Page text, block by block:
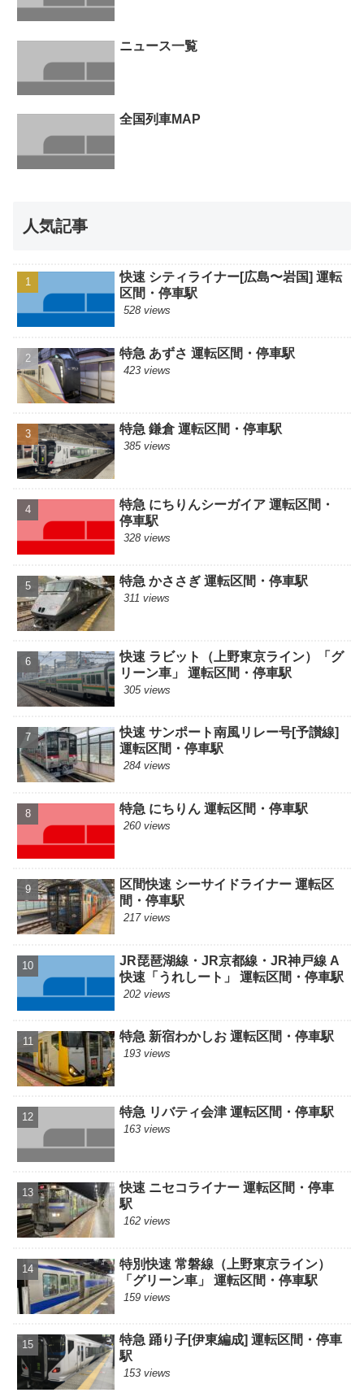
ニュース一覧
全国列車MAP
人気記事
快速 シティライナー[広島〜岩国] 運転
区間・停車駅
528 views
特急 あずさ 運転区間・停車駅
423 views
特急 鎌倉 運転区間・停車駅
385 views
特急 にちりんシーガイア 運転区間・
停車駅
328 views
特急 かささぎ 運転区間・停車駅
311 views
快速 ラビット（上野東京ライン）「グ
リーン車」 運転区間・停車駅
305 views
快速 サンポート南風リレー号[予讃線]
運転区間・停車駅
284 views
特急 にちりん 運転区間・停車駅
260 views
区間快速 シーサイドライナー 運転区
間・停車駅
217 views
JR琵琶湖線・JR京都線・JR神戸線 A
快速「うれしート」 運転区間・停車駅
202 views
特急 新宿わかしお 運転区間・停車駅
193 views
特急 リバティ会津 運転区間・停車駅
163 views
快速 ニセコライナー 運転区間・停車
駅
162 views
特別快速 常磐線（上野東京ライン）
「グリーン車」 運転区間・停車駅
159 views
特急 踊り子[伊東編成] 運転区間・停車
駅
153 views